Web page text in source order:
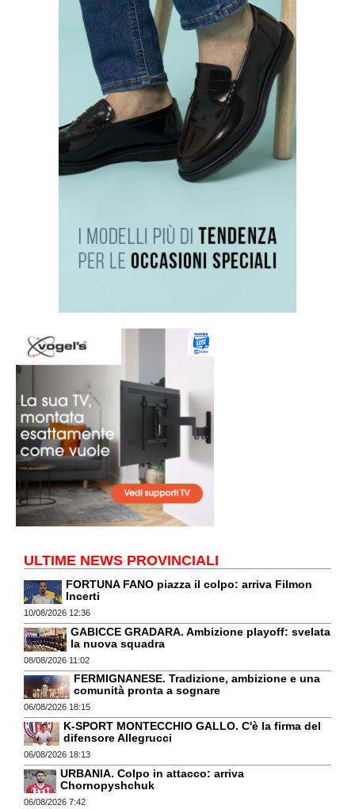
ULTIME NEWS PROVINCIALI
FORTUNA FANO piazza il colpo: arriva Filmon
Incerti
10/08/2026 12:36
GABICCE GRADARA. Ambizione playoff: svelata
la nuova squadra
08/08/2026 11:02
FERMIGNANESE. Tradizione, ambizione e una
comunità pronta a sognare
06/08/2026 18:15
K-SPORT MONTECCHIO GALLO. C'è la firma del
difensore Allegrucci
06/08/2026 18:13
URBANIA. Colpo in attacco: arriva
Chornopyshchuk
06/08/2026 7:42